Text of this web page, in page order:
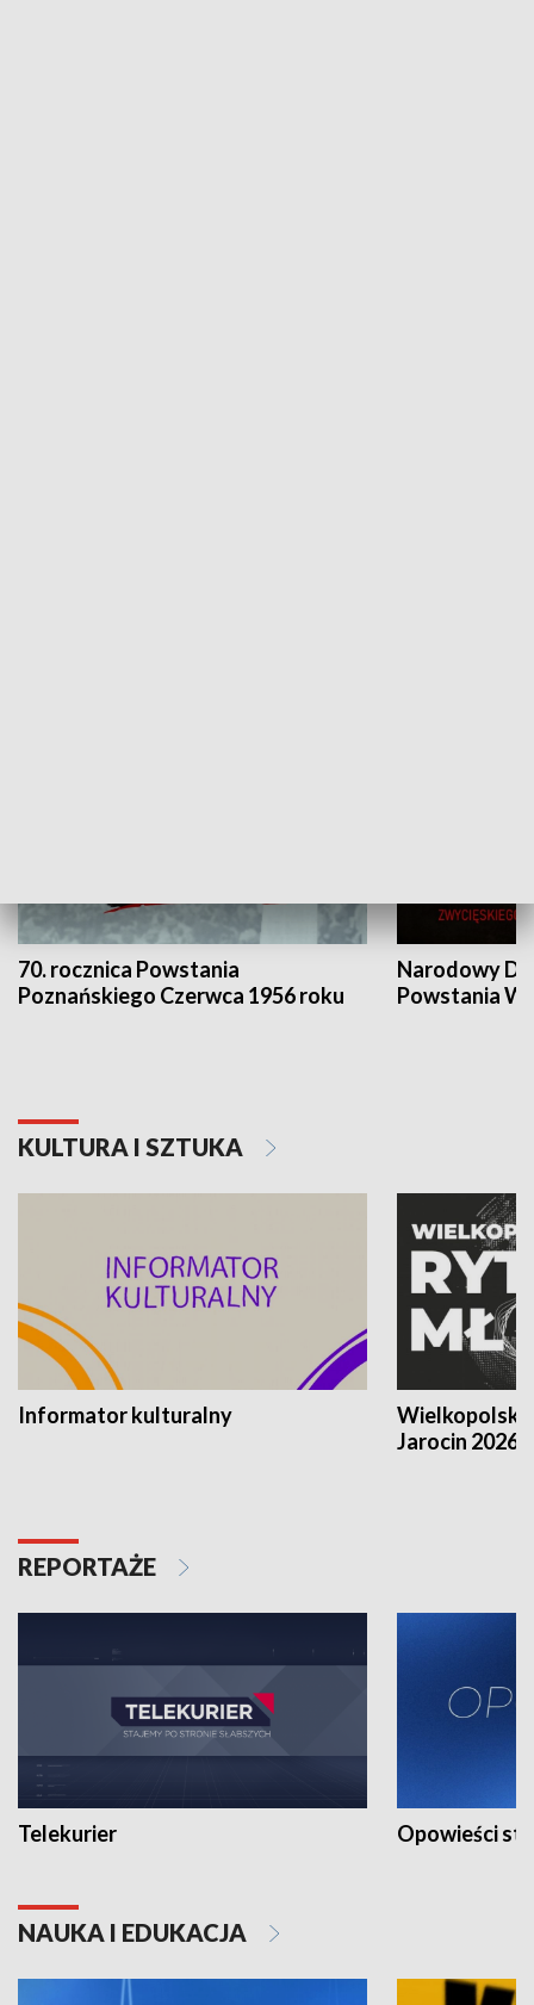
70. rocznica Powstania
Poznańskiego Czerwca 1956 roku
Narodowy
Powstania
KULTURA I SZTUKA
Informator kulturalny
Jarocin 2026
REPORTAŻE
Telekurier Opowieści
NAUKA I EDUKACJA